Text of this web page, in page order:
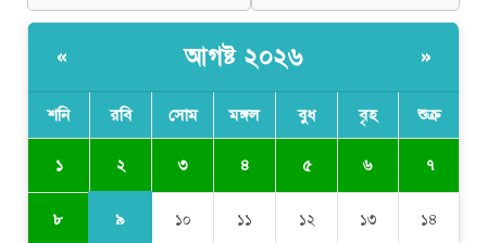
« আগষ্ট ২০২৬ »
শনি রবি সোম মঙ্গল বুধ বৃহ শুক্র
১ ২ ৩ ৪ ৫ ৬ ৭
৮ ৯ ১০ ১১ ১২ ১৩ ১৪